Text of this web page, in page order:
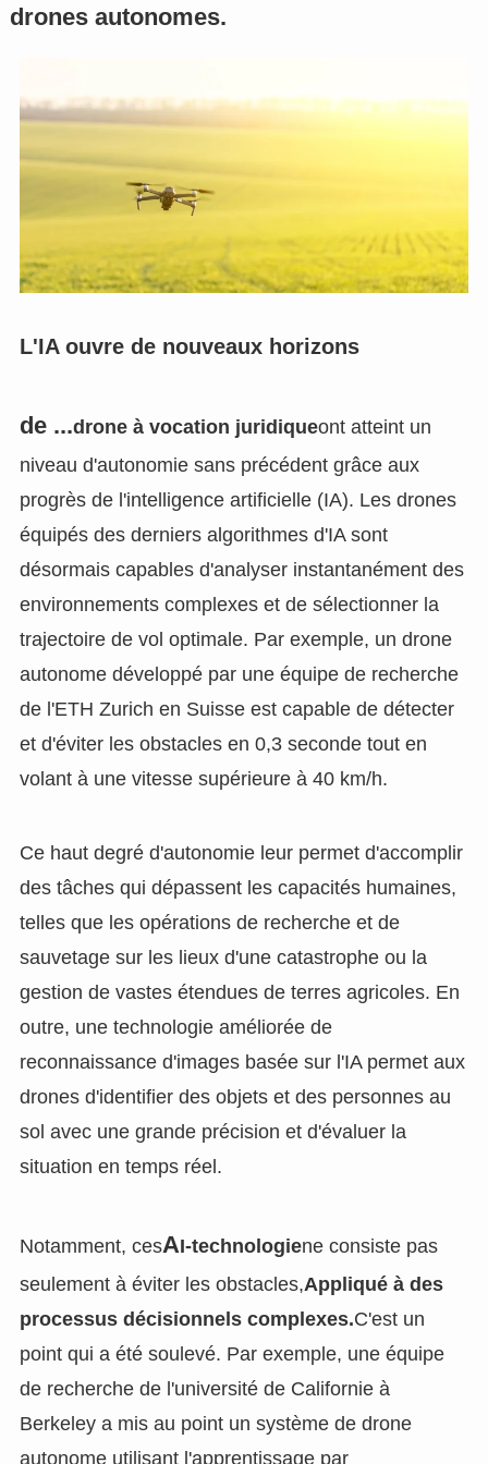
drones autonomes.
L'IA ouvre de nouveaux horizons
de ...drone à vocation juridiqueont atteint un
niveau d'autonomie sans précédent grâce aux
progrès de l'intelligence artificielle (IA). Les drones
équipés des derniers algorithmes d'IA sont
désormais capables d'analyser instantanément des
environnements complexes et de sélectionner la
trajectoire de vol optimale. Par exemple, un drone
autonome développé par une équipe de recherche
de l'ETH Zurich en Suisse est capable de détecter
et d'éviter les obstacles en 0,3 seconde tout en
volant à une vitesse supérieure à 40 km/h.
Ce haut degré d'autonomie leur permet d'accomplir
des tâches qui dépassent les capacités humaines,
telles que les opérations de recherche et de
sauvetage sur les lieux d'une catastrophe ou la
gestion de vastes étendues de terres agricoles. En
outre, une technologie améliorée de
reconnaissance d'images basée sur l'IA permet aux
drones d'identifier des objets et des personnes au
sol avec une grande précision et d'évaluer la
situation en temps réel.
Notamment, cesAI-technologiene consiste pas
seulement à éviter les obstacles,Appliqué à des
processus décisionnels complexes.C'est un
point qui a été soulevé. Par exemple, une équipe
de recherche de l'université de Californie à
Berkeley a mis au point un système de drone
autonome utilisant l'apprentissage par